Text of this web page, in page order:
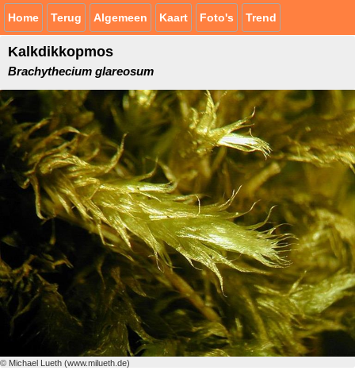
Home Terug Algemeen Kaart Foto's Trend
Kalkdikkopmos
Brachythecium glareosum
© Michael Lueth (www.milueth.de)